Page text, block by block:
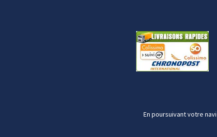
En poursuivant votre